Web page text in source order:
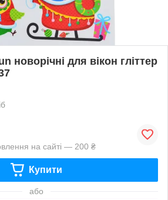
новорічні для вікон гліттер
на сайті — 200 ₴
Купити
або